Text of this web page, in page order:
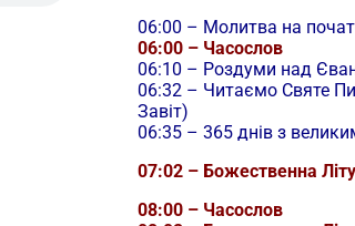
06:00 – Молитва на
06:00 – Часослов
06:10 – Роздуми над
06:32 – Читаємо Святе
Завіт)
06:35 – 365 днів з
07:02 – Божественна
08:00 – Часослов